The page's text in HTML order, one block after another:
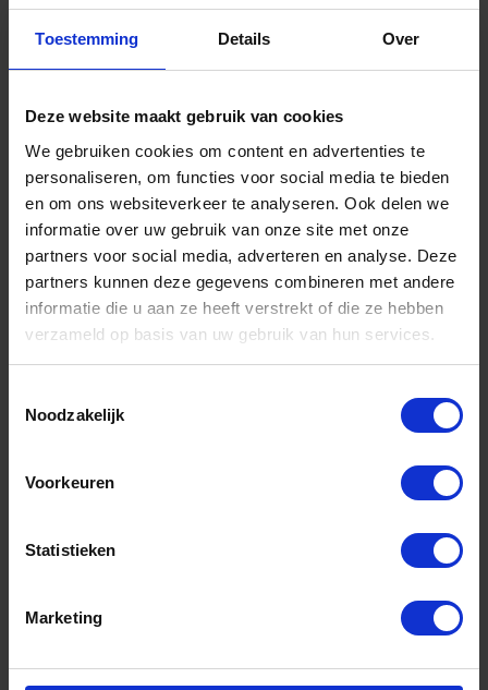
Toestemming Details Over
Deze website maakt gebruik van cookies
We gebruiken cookies om content en advertenties te
personaliseren, om functies voor social media te bieden
en om ons websiteverkeer te analyseren. Ook delen we
informatie over uw gebruik van onze site met onze
partners voor social media, adverteren en analyse. Deze
partners kunnen deze gegevens combineren met andere
informatie die u aan ze heeft verstrekt of die ze hebben
verzameld op basis van uw gebruik van hun services.
Noodzakelijk
Voorkeuren
Statistieken
Marketing
- +
Stuk
Bestel nu!
GEDORE Reserve beitel t.b.v. moerensplijter
Niet op voorraad, levertijd 1 tot meerdere werkdagen
Prijs per 1 Stuk
- +